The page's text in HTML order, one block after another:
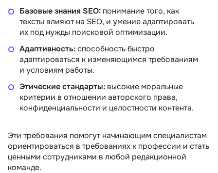
Базовые знания SEO: понимание того, как
тексты влияют на SEO, и умение адаптировать
их под нужды поисковой оптимизации.
Адаптивность:способность быстро
адаптироваться к изменяющимся требованиям
и условиям работы.
Этические стандарты: высокие моральные
критерии в отношении авторского права,
конфиденциальности и целостности контента.
Эти требования помогут начинающим специалистам
ориентироваться в требованиях к профессии и стать
ценными сотрудниками в любой редакционной
команде.